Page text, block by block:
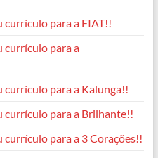
currículo para a FIAT!!
currículo para a
currículo para a Kalunga!!
currículo para a Brilhante!!
para a 3 Corações!!